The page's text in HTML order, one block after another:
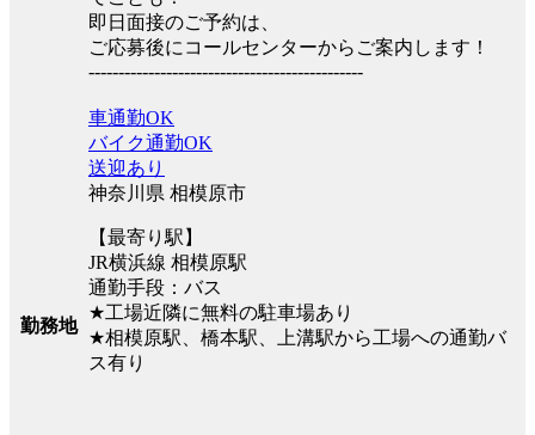
即日面接のご予約は、
ご応募後にコールセンターからご案内します！
----------------------------------------------
勤務地
車通勤OK
バイク通勤OK
送迎あり
神奈川県 相模原市
【最寄り駅】
JR横浜線 相模原駅
通勤手段：バス
★工場近隣に無料の駐車場あり
★相模原駅、橋本駅、上溝駅から工場への通勤バ
ス有り